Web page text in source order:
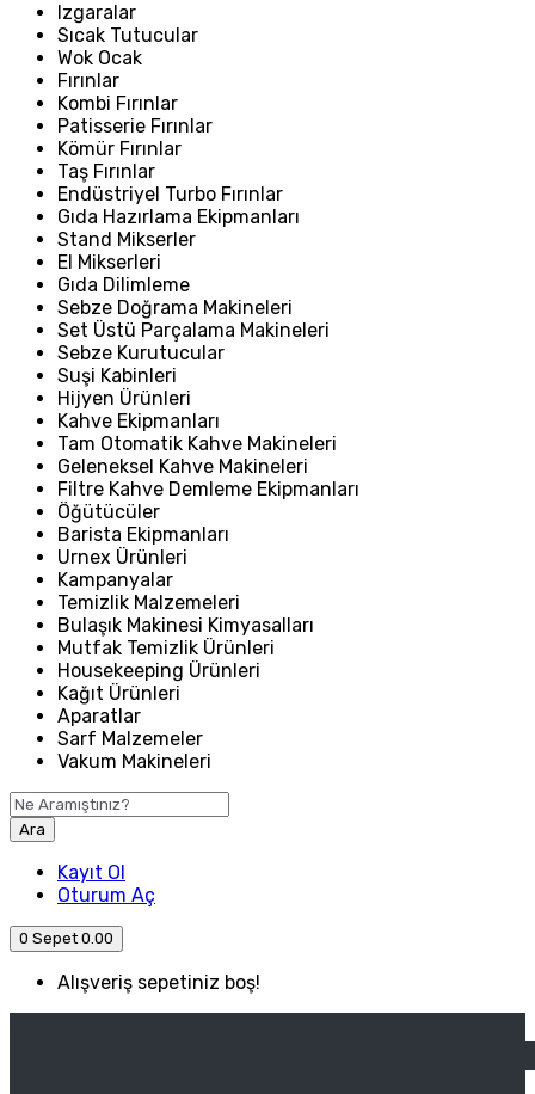
Izgaralar
Sıcak Tutucular
Wok Ocak
Fırınlar
Kombi Fırınlar
Patisserie Fırınlar
Kömür Fırınlar
Taş Fırınlar
Endüstriyel Turbo Fırınlar
Gıda Hazırlama Ekipmanları
Stand Mikserler
El Mikserleri
Gıda Dilimleme
Sebze Doğrama Makineleri
Set Üstü Parçalama Makineleri
Sebze Kurutucular
Suşi Kabinleri
Hijyen Ürünleri
Kahve Ekipmanları
Tam Otomatik Kahve Makineleri
Geleneksel Kahve Makineleri
Filtre Kahve Demleme Ekipmanları
Öğütücüler
Barista Ekipmanları
Urnex Ürünleri
Kampanyalar
Temizlik Malzemeleri
Bulaşık Makinesi Kimyasalları
Mutfak Temizlik Ürünleri
Housekeeping Ürünleri
Kağıt Ürünleri
Aparatlar
Sarf Malzemeler
Vakum Makineleri
Ara
Kayıt Ol
Oturum Aç
0 Sepet 0.00
Alışveriş sepetiniz boş!